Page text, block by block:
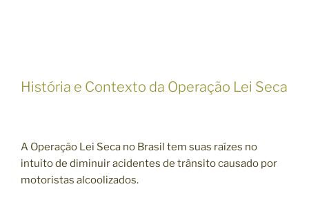
História e Contexto da Operação Lei Seca
A Operação Lei Seca no Brasil tem suas raízes no
intuito de diminuir acidentes de trânsito causado por
motoristas alcoolizados.